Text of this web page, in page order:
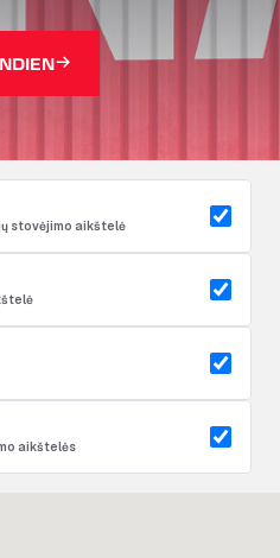
stovėjimo aikštelė
aikštelės